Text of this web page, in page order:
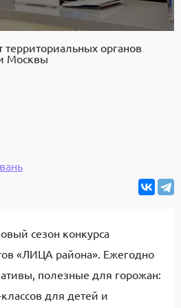
органов
Москвы
сезон конкурса
«ЛИЦА района». Ежегодно
полезные для горожан:
для детей и